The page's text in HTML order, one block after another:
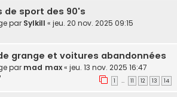
de sport des 90's
par Sylkill « jeu. 20 nov. 2025 09:15
grange et voitures abandonnées
par mad max« jeu. 13 nov. 2025 16:47
1 … 11 12 13 14